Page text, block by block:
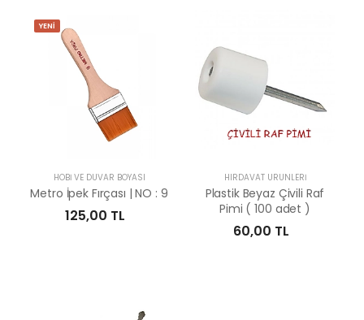
YENİ
HOBİ VE DUVAR BOYASI
Metro İpek Fırçası | NO : 9
125,00 TL
HIRDAVAT ÜRÜNLERİ
Plastik Beyaz Çivili Raf
Pimi ( 100 adet )
60,00 TL